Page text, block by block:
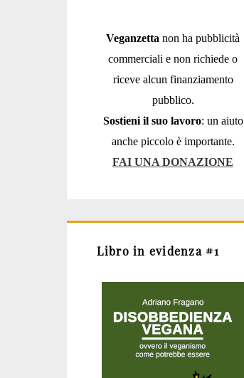
Veganzetta non ha pubblicità
commerciali e non richiede o
riceve alcun finanziamento
pubblico.
Sostieni il suo lavoro: un aiuto
anche piccolo è importante.
FAI UNA DONAZIONE
Libro in evidenza #1